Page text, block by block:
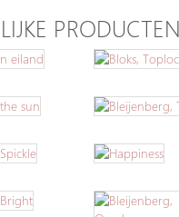
PRODUCTEN